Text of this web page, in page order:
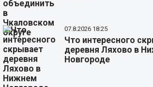
07.8.2026 18:25
Что интересного
деревня Ляхово в
Новгороде